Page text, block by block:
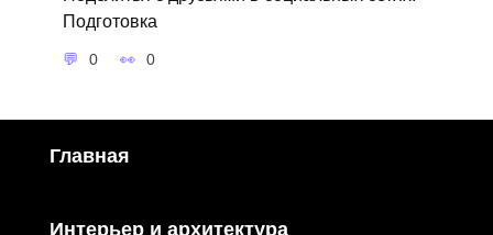
Подготовка
0 0
Главная
Интерьер и архитектура